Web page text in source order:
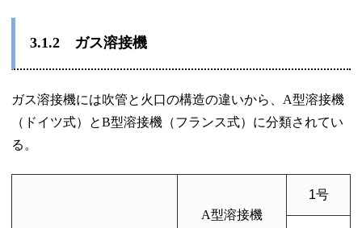
3.1.2 ガス溶接機
ガス溶接機には吹管と火口の構造の違いから、A型溶接機
（ドイツ式）とB型溶接機（フランス式）に分類されてい
る。
A型溶接機
1号